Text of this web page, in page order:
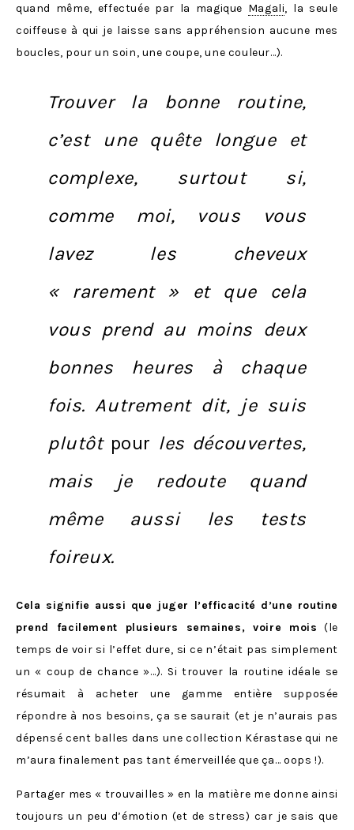
quand même, effectuée par la magique Magali, la seule
coiffeuse à qui je laisse sans appréhension aucune mes
boucles, pour un soin, une coupe, une couleur…).
Trouver la bonne routine,
c’est une quête longue et
complexe, surtout si,
comme moi, vous vous
lavez les cheveux
« rarement » et que cela
vous prend au moins deux
bonnes heures à chaque
fois. Autrement dit, je suis
plutôt pour les découvertes,
mais je redoute quand
même aussi les tests
foireux.
Cela signifie aussi que juger l’efficacité d’une routine
prend facilement plusieurs semaines, voire mois (le
temps de voir si l’effet dure, si ce n’était pas simplement
un « coup de chance »…). Si trouver la routine idéale se
résumait à acheter une gamme entière supposée
répondre à nos besoins, ça se saurait (et je n’aurais pas
dépensé cent balles dans une collection Kérastase qui ne
m’aura finalement pas tant émerveillée que ça… oops !).
Partager mes « trouvailles » en la matière me donne ainsi
toujours un peu d’émotion (et de stress) car je sais que